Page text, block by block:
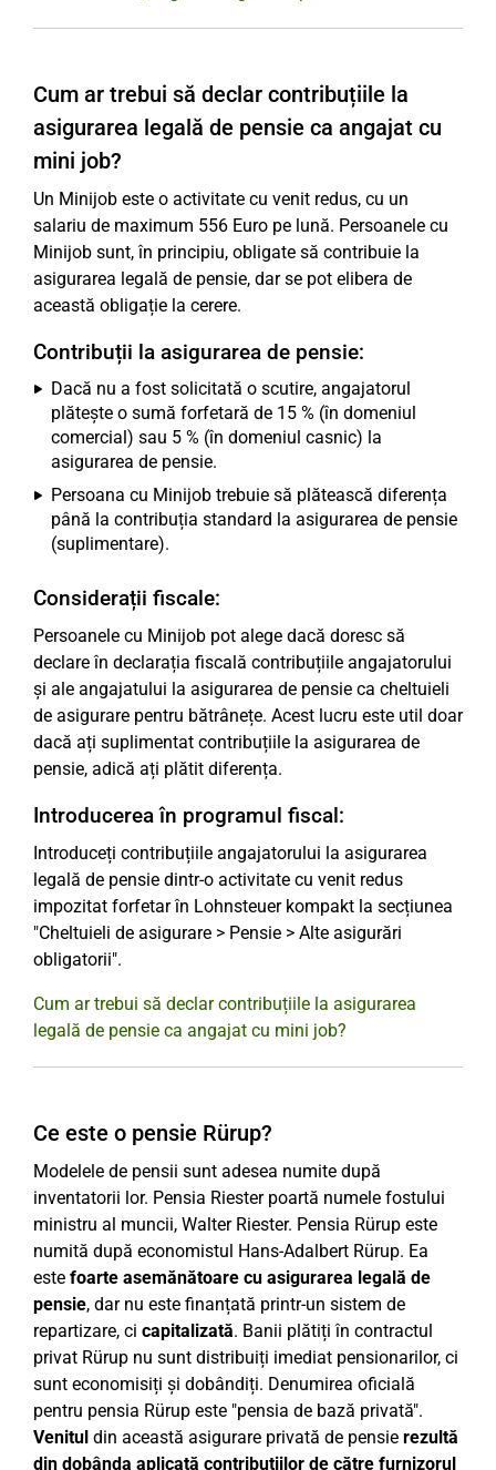
Cum ar trebui să declar contribuțiile la
asigurarea legală de pensie ca angajat cu
mini job?
Un Minijob este o activitate cu venit redus, cu un
salariu de maximum 556 Euro pe lună. Persoanele cu
Minijob sunt, în principiu, obligate să contribuie la
asigurarea legală de pensie, dar se pot elibera de
această obligație la cerere.
Contribuții la asigurarea de pensie:
Dacă nu a fost solicitată o scutire, angajatorul
plătește o sumă forfetară de 15 % (în domeniul
comercial) sau 5 % (în domeniul casnic) la
asigurarea de pensie.
Persoana cu Minijob trebuie să plătească diferența
până la contribuția standard la asigurarea de pensie
(suplimentare).
Considerații fiscale:
Persoanele cu Minijob pot alege dacă doresc să
declare în declarația fiscală contribuțiile angajatorului
și ale angajatului la asigurarea de pensie ca cheltuieli
de asigurare pentru bătrânețe. Acest lucru este util doar
dacă ați suplimentat contribuțiile la asigurarea de
pensie, adică ați plătit diferența.
Introducerea în programul fiscal:
Introduceți contribuțiile angajatorului la asigurarea
legală de pensie dintr-o activitate cu venit redus
impozitat forfetar în Lohnsteuer kompakt la secțiunea
"Cheltuieli de asigurare > Pensie > Alte asigurări
obligatorii".
Cum ar trebui să declar contribuțiile la asigurarea
legală de pensie ca angajat cu mini job?
Ce este o pensie Rürup?
Modelele de pensii sunt adesea numite după
inventatorii lor. Pensia Riester poartă numele fostului
ministru al muncii, Walter Riester. Pensia Rürup este
numită după economistul Hans-Adalbert Rürup. Ea
este foarte asemănătoare cu asigurarea legală de
pensie, dar nu este finanțată printr-un sistem de
repartizare, ci capitalizată. Banii plătiți în contractul
privat Rürup nu sunt distribuiți imediat pensionarilor, ci
sunt economisiți și dobândiți. Denumirea oficială
pentru pensia Rürup este "pensia de bază privată".
Venitul din această asigurare privată de pensie rezultă
din dobânda aplicată contribuțiilor de către furnizorul